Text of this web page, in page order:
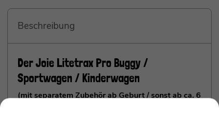
Beschreibung
Der Joie Litetrax Pro Buggy /
Sportwagen / Kinderwagen
(mit separatem Zubehör ab Geburt / sonst ab ca. 6